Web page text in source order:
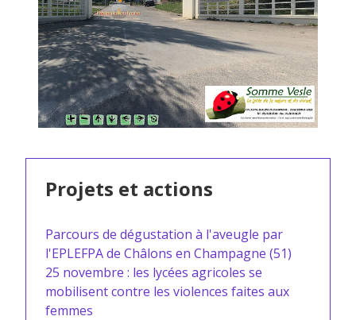
Projets et actions
Parcours de dégustation à l'aveugle par
l'EPLEFPA de Châlons en Champagne (51)
25 novembre : les lycées agricoles se
mobilisent contre les violences faites aux
femmes